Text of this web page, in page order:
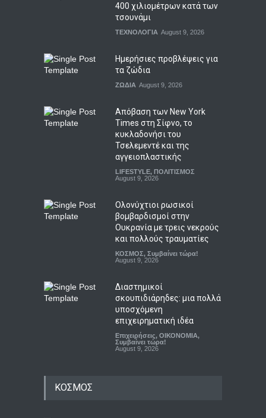
400 χιλιομέτρων κατά των
τσουνάμι
ΤΕΧΝΟΛΟΓΙΑ August 9, 2026
Ημερήσιες προβλέψεις για
τα ζώδια
ΖΩΔΙΑ August 9, 2026
Απόβαση των New York
Times στη Σίφνο, το
κυκλαδονήσι του
Τσελεμεντέ και της
αγγειοπλαστικής
LIFESTYLE, ΠΟΛΙΤΙΣΜΟΣ
August 9, 2026
Ολονύχτιοι ρωσικοί
βομβαρδισμοί στην
Ουκρανία με τρεις νεκρούς
και πολλούς τραυματίες
ΚΟΣΜΟΣ, Συμβαίνει τώρα!
August 9, 2026
Διαστημικοί
σκουπιδιάρηδες: μια πολλά
υποσχόμενη
επιχειρηματική ιδέα
Επιχειρήσεις, ΟΙΚΟΝΟΜΙΑ,
Συμβαίνει τώρα!
August 9, 2026
ΚΟΣΜΟΣ